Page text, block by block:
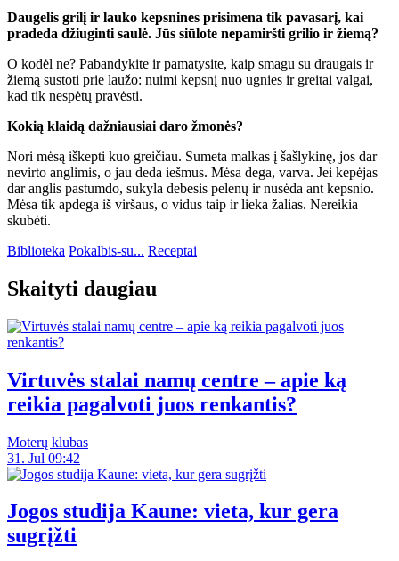
Daugelis grilį ir lauko kepsnines prisimena tik pavasarį, kai
pradeda džiuginti saulė. Jūs siūlote nepamiršti grilio ir žiemą?
O kodėl ne? Pabandykite ir pamatysite, kaip smagu su draugais ir
žiemą sustoti prie laužo: nuimi kepsnį nuo ugnies ir greitai valgai,
kad tik nespėtų pravėsti.
Kokią klaidą dažniausiai daro žmonės?
Nori mėsą iškepti kuo greičiau. Sumeta malkas į šašlykinę, jos dar
nevirto anglimis, o jau deda iešmus. Mėsa dega, varva. Jei kepėjas
dar anglis pastumdo, sukyla debesis pelenų ir nusėda ant kepsnio.
Mėsa tik apdega iš viršaus, o vidus taip ir lieka žalias. Nereikia
skubėti.
Biblioteka Pokalbis-su... Receptai
Skaityti daugiau
Virtuvės stalai namų centre – apie ką
reikia pagalvoti juos renkantis?
Moterų klubas
31. Jul 09:42
Jogos studija Kaune: vieta, kur gera
sugrįžti